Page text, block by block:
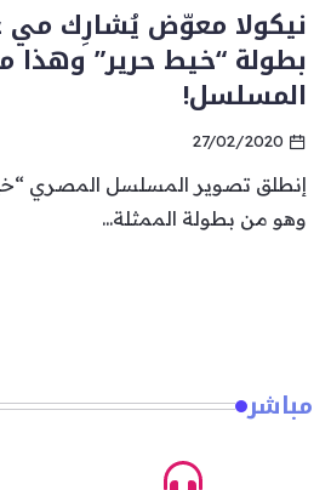
نيكولا معوّض يُشارِك مي
بطولة “خيط حرير”
المسلسل!
27/02/2020
إنطلق تصوير المسلسل المصري
وهو من بطولة الممثلة...
مباشر